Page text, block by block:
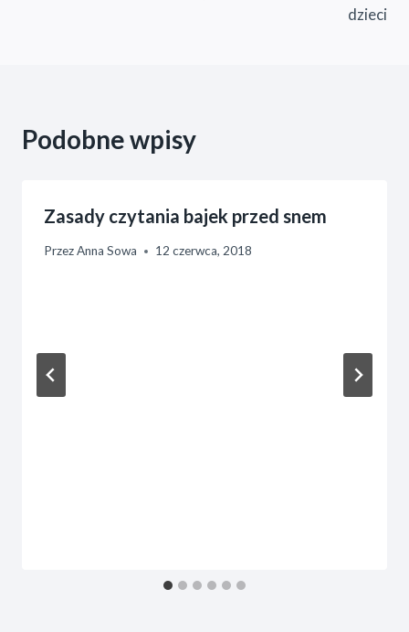
dzieci
Podobne wpisy
Zasady czytania bajek przed snem
PrzezAnna Sowa 12 czerwca, 2018